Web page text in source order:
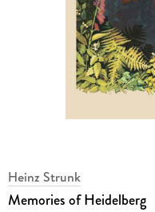
Heinz Strunk
Memories of Heidelberg